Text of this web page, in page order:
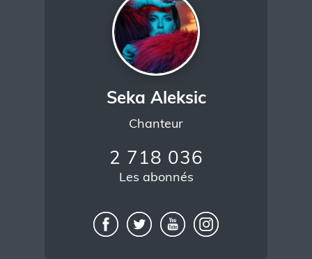
Seka Aleksic
Chanteur
2 718 036
Les abonnés